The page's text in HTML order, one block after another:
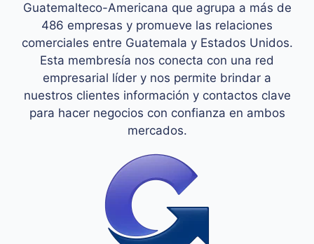
Guatemalteco-Americana que agrupa a más de
486 empresas y promueve las relaciones
comerciales entre Guatemala y Estados Unidos.
Esta membresía nos conecta con una red
empresarial líder y nos permite brindar a
nuestros clientes información y contactos clave
para hacer negocios con confianza en ambos
mercados.